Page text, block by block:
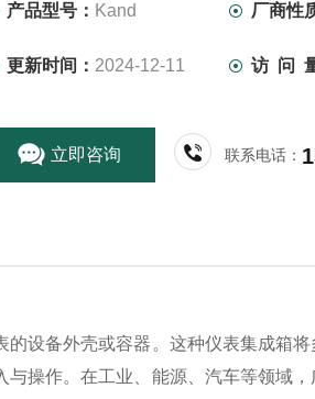
产品型号： Kand 厂商性
更新时间： 2024-12-11 访 问
立即咨询 联系电话：
设备外壳或容器。这种仪表集成箱
操作。在工业、能源、汽车等领域